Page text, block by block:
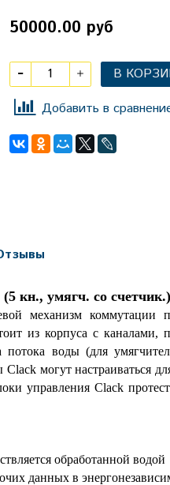
50000.00 руб
В
Добавить в
кн., умягч. со счетчик.)
механизм коммутации
из корпуса с каналами,
воды (для
могут настраиваться
управления Clack
обработанной водой
данных в